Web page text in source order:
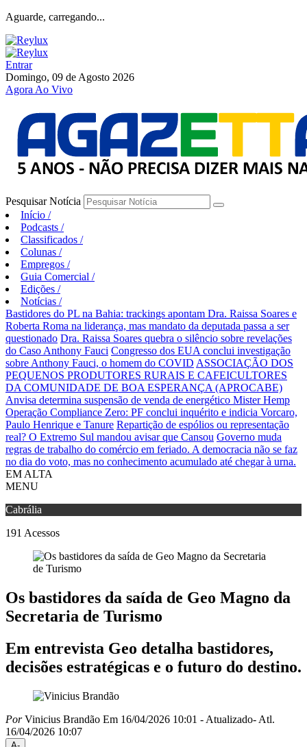
Aguarde, carregando...
Entrar
Domingo, 09 de Agosto 2026
Agora Ao Vivo
Pesquisar Notícia
Início /
Podcasts /
Classificados /
Colunas /
Empregos /
Guia Comercial /
Edições /
Notícias /
Bastidores do PL na Bahia: trackings apontam Dra. Raissa Soares e
Roberta Roma na liderança, mas mandato da deputada passa a ser
questionado Dra. Raissa Soares quebra o silêncio sobre revelações
do Caso Anthony Fauci Congresso dos EUA conclui investigação
sobre Anthony Fauci, o homem do COVID ASSOCIAÇÃO DOS
PEQUENOS PRODUTORES RURAIS E CAFEICULTORES
DA COMUNIDADE DE BOA ESPERANÇA (APROCABE)
Anvisa determina suspensão de venda de energético Mister Hemp
Operação Compliance Zero: PF conclui inquérito e indicia Vorcaro,
Paulo Henrique e Tanure Repartição de espólios ou representação
real? O Extremo Sul mandou avisar que Cansou Governo muda
regras de trabalho do comércio em feriado. A democracia não se faz
no dia do voto, mas no conhecimento acumulado até chegar à urna.
EM ALTA
MENU
Cabrália
191 Acessos
Os bastidores da saída de Geo Magno da
Secretaria de Turismo
Em entrevista Geo detalha bastidores,
decisões estratégicas e o futuro do destino.
PorVinicius Brandão Em 16/04/2026 10:01 - Atualizado- Atl.
16/04/2026 10:07